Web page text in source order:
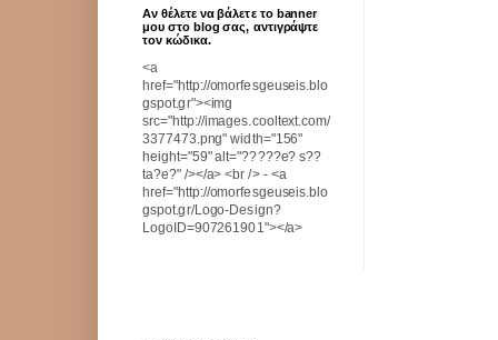
Αν θέλετε να βάλετε το banner
μου στο blog σας, αντιγράψτε
τον κώδικα.
<a
href="http://omorfesgeuseis.blo
gspot.gr"><img
src="http://images.cooltext.com/
3377473.png" width="156"
height="59" alt="?????e? s??
ta?e?" /></a> <br /> - <a
href="http://omorfesgeuseis.blo
gspot.gr/Logo-Design?
LogoID=907261901"></a>